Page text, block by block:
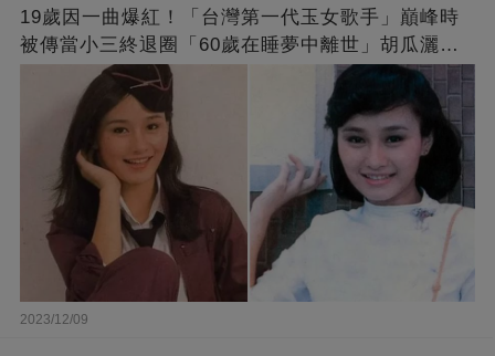
19歲因一曲爆紅！「台灣第一代玉女歌手」巔峰時
被傳當小三終退圈「60歲在睡夢中離世」胡瓜灑淚
2023/12/09